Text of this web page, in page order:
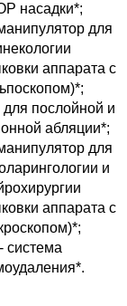
насадки*;
для
аппарата с
для послойной и
абляции*;
для
и
аппарата с
- система